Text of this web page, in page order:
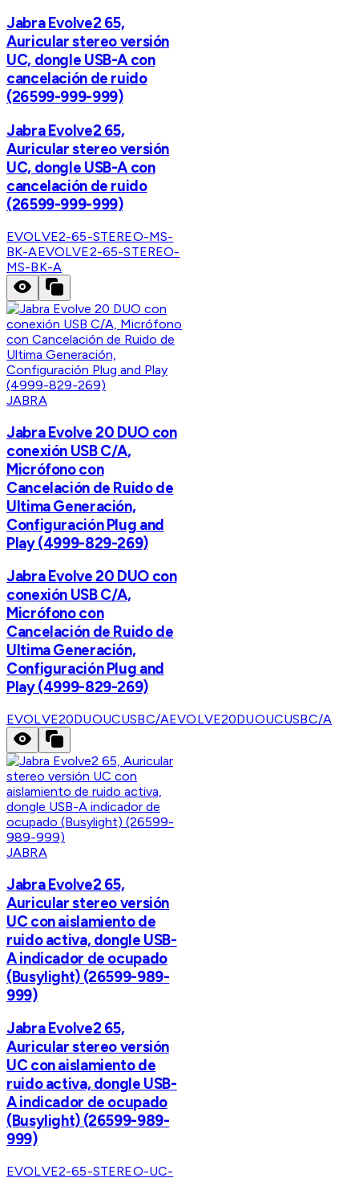
Jabra Evolve2 65,
Auricular stereo versión
UC, dongle USB-A con
cancelación de ruido
(26599-999-999)
Jabra Evolve2 65,
Auricular stereo versión
UC, dongle USB-A con
cancelación de ruido
(26599-999-999)
EVOLVE2-65-STEREO-MS-
BK-AEVOLVE2-65-STEREO-
MS-BK-A
JABRA
Jabra Evolve 20 DUO con
conexión USB C/A,
Micrófono con
Cancelación de Ruido de
Ultima Generación,
Configuración Plug and
Play (4999-829-269)
Jabra Evolve 20 DUO con
conexión USB C/A,
Micrófono con
Cancelación de Ruido de
Ultima Generación,
Configuración Plug and
Play (4999-829-269)
EVOLVE20DUOUCUSBC/AEVOLVE20DUOUCUSBC/A
JABRA
Jabra Evolve2 65,
Auricular stereo versión
UC con aislamiento de
ruido activa, dongle USB-
A indicador de ocupado
(Busylight) (26599-989-
999)
Jabra Evolve2 65,
Auricular stereo versión
UC con aislamiento de
ruido activa, dongle USB-
A indicador de ocupado
(Busylight) (26599-989-
999)
EVOLVE2-65-STEREO-UC-